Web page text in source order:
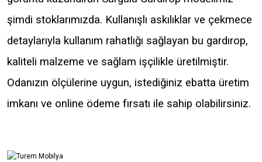
şimdi stoklarımızda. Kullanışlı askılıklar ve çekmece
detaylarıyla kullanım rahatlığı sağlayan bu gardırop,
kaliteli malzeme ve sağlam işçilikle üretilmiştir.
Odanızın ölçülerine uygun, istediğiniz ebatta üretim
imkanı ve online ödeme fırsatı ile sahip olabilirsiniz.